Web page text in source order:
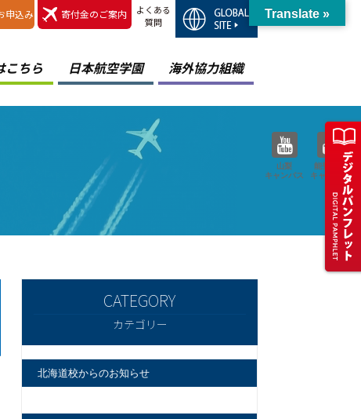
申込み 寄付金のご案内
よくある
質問
こちら 日本航空学園 海外協力組織
山梨
キャンパス
能登空港
キャンパス
カテゴリー
北海道校からのお知らせ
Translate »